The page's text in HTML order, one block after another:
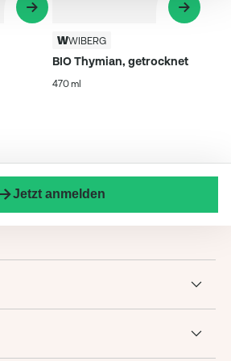
WIBERG
BIO Thymian, getrocknet
470 ml
Jetzt anmelden